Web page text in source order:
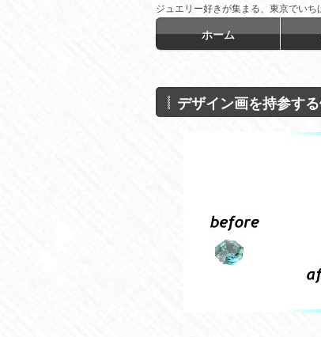
ジュエリー好きが集まる、東京でい
言！
ホーム
デザイン画を持参す